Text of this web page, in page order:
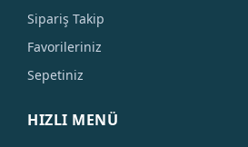
Sipariş Takip
Favorileriniz
Sepetiniz
HIZLI MENÜ